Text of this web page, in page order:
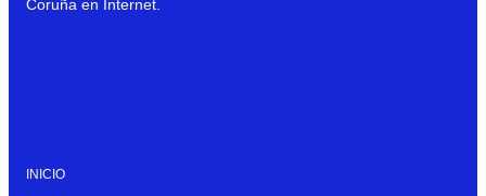
Coruña en Internet.
INICIO